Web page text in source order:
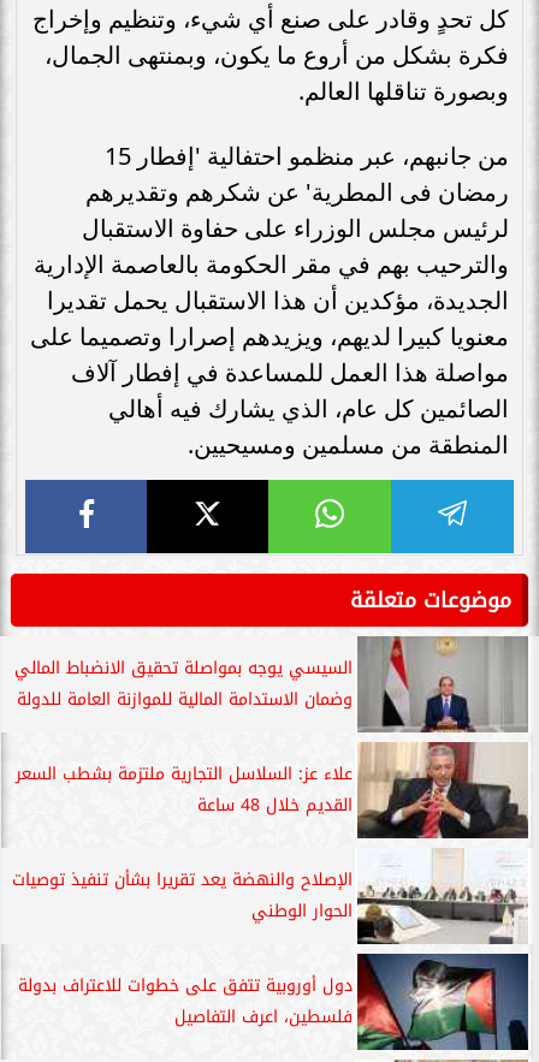
كل تحدٍ وقادر على صنع أي شيء، وتنظيم وإخراج
فكرة بشكل من أروع ما يكون، وبمنتهى الجمال،
وبصورة تناقلها العالم.
من جانبهم، عبر منظمو احتفالية 'إفطار 15
رمضان فى المطرية' عن شكرهم وتقديرهم
لرئيس مجلس الوزراء على حفاوة الاستقبال
والترحيب بهم في مقر الحكومة بالعاصمة الإدارية
الجديدة، مؤكدين أن هذا الاستقبال يحمل تقديرا
معنويا كبيرا لديهم، ويزيدهم إصرارا وتصميما على
مواصلة هذا العمل للمساعدة في إفطار آلاف
الصائمين كل عام، الذي يشارك فيه أهالي
المنطقة من مسلمين ومسيحيين.
موضوعات متعلقة
السيسي يوجه بمواصلة تحقيق الانضباط المالي
وضمان الاستدامة المالية للموازنة العامة للدولة
علاء عز: السلاسل التجارية ملتزمة بشطب السعر
القديم خلال 48 ساعة
الإصلاح والنهضة يعد تقريرا بشأن تنفيذ توصيات
الحوار الوطني
دول أوروبية تتفق على خطوات للاعتراف بدولة
فلسطين، اعرف التفاصيل